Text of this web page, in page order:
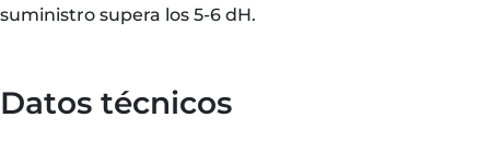
suministro supera los 5-6 dH.
Datos técnicos